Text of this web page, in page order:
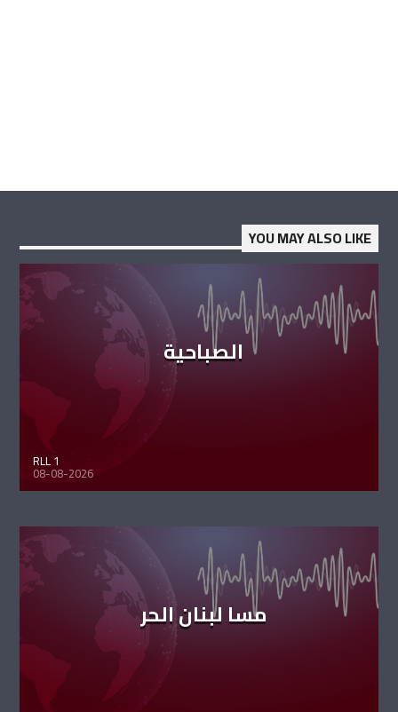
YOU MAY ALSO LIKE
الصباحية
RLL 1
08-08-2026
مسا لبنان الحر